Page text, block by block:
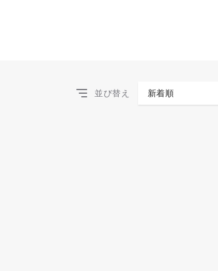
並び替え 新着順